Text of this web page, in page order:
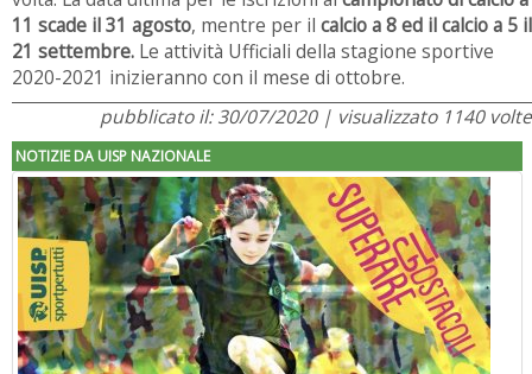
11 scade il 31 agosto, mentre per il calcio a 8 ed il calcio a 5 il
21 settembre. Le attività Ufficiali della stagione sportive
2020-2021 inizieranno con il mese di ottobre.
pubblicato il: 30/07/2020 | visualizzato 1140 volte
NOTIZIE DA UISP NAZIONALE